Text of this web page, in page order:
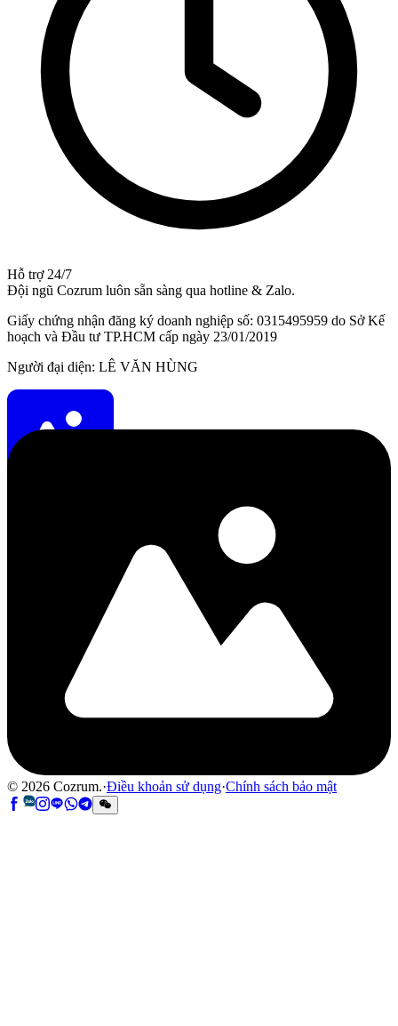
Hỗ trợ 24/7
Đội ngũ Cozrum luôn sẵn sàng qua hotline & Zalo.
Giấy chứng nhận đăng ký doanh nghiệp số: 0315495959 do Sở Kế
hoạch và Đầu tư TP.HCM cấp ngày 23/01/2019
Người đại diện: LÊ VĂN HÙNG
© 2026 Cozrum.·Điều khoản sử dụng·Chính sách bảo mật